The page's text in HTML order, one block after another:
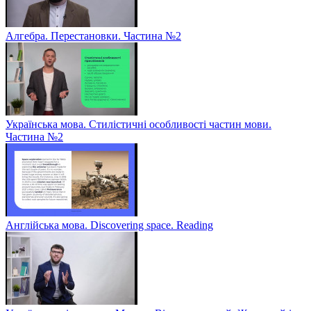
Алгебра. Перестановки. Частина №2
Українська мова. Стилістичні особливості частин мови.
Частина №2
Англійська мова. Discovering space. Reading